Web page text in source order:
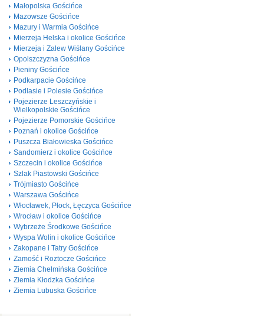
Małopolska Gościńce
Mazowsze Gościńce
Mazury i Warmia Gościńce
Mierzeja Helska i okolice Gościńce
Mierzeja i Zalew Wiślany Gościńce
Opolszczyzna Gościńce
Pieniny Gościńce
Podkarpacie Gościńce
Podlasie i Polesie Gościńce
Pojezierze Leszczyńskie i
Wielkopolskie Gościńce
Pojezierze Pomorskie Gościńce
Poznań i okolice Gościńce
Puszcza Białowieska Gościńce
Sandomierz i okolice Gościńce
Szczecin i okolice Gościńce
Szlak Piastowski Gościńce
Trójmiasto Gościńce
Warszawa Gościńce
Włocławek, Płock, Łęczyca Gościńce
Wrocław i okolice Gościńce
Wybrzeże Środkowe Gościńce
Wyspa Wolin i okolice Gościńce
Zakopane i Tatry Gościńce
Zamość i Roztocze Gościńce
Ziemia Chełmińska Gościńce
Ziemia Kłodzka Gościńce
Ziemia Lubuska Gościńce